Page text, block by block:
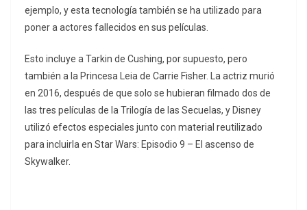
ejemplo, y esta tecnología también se ha utilizado para
poner a actores fallecidos en sus películas.
Esto incluye a Tarkin de Cushing, por supuesto, pero
también a la Princesa Leia de Carrie Fisher. La actriz murió
en 2016, después de que solo se hubieran filmado dos de
las tres películas de la Trilogía de las Secuelas, y Disney
utilizó efectos especiales junto con material reutilizado
para incluirla en Star Wars: Episodio 9 – El ascenso de
Skywalker.